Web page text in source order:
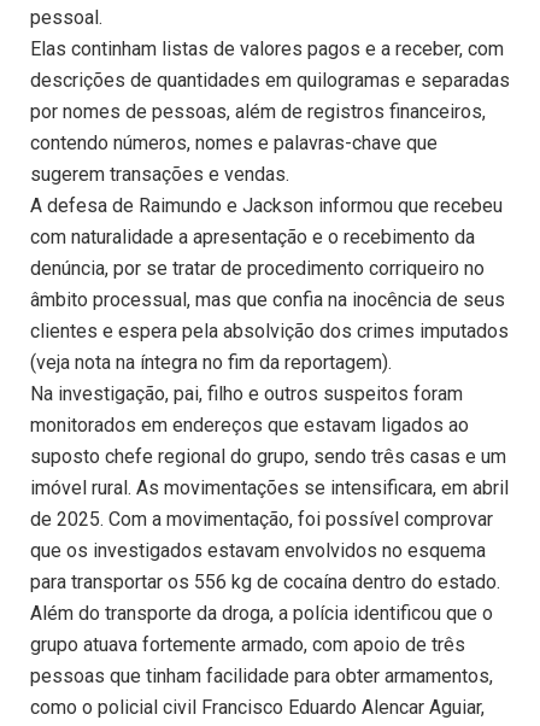
pessoal.
Elas continham listas de valores pagos e a receber, com
descrições de quantidades em quilogramas e separadas
por nomes de pessoas, além de registros financeiros,
contendo números, nomes e palavras-chave que
sugerem transações e vendas.
A defesa de Raimundo e Jackson informou que recebeu
com naturalidade a apresentação e o recebimento da
denúncia, por se tratar de procedimento corriqueiro no
âmbito processual, mas que confia na inocência de seus
clientes e espera pela absolvição dos crimes imputados
(veja nota na íntegra no fim da reportagem).
Na investigação, pai, filho e outros suspeitos foram
monitorados em endereços que estavam ligados ao
suposto chefe regional do grupo, sendo três casas e um
imóvel rural. As movimentações se intensificara, em abril
de 2025. Com a movimentação, foi possível comprovar
que os investigados estavam envolvidos no esquema
para transportar os 556 kg de cocaína dentro do estado.
Além do transporte da droga, a polícia identificou que o
grupo atuava fortemente armado, com apoio de três
pessoas que tinham facilidade para obter armamentos,
como o policial civil Francisco Eduardo Alencar Aguiar,